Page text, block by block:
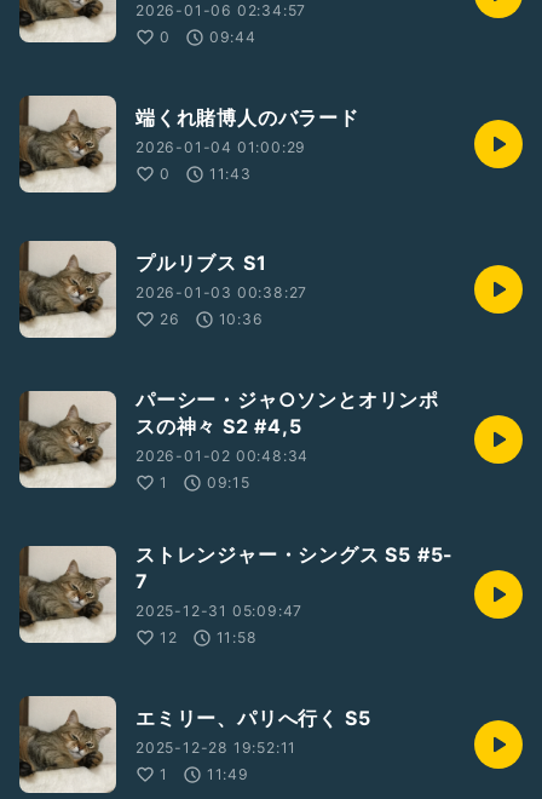
2026-01-06 02:34:57
0
09:44
端くれ賭博人のバラード
2026-01-04 01:00:29
0
11:43
プルリブス S1
2026-01-03 00:38:27
26
10:36
パーシー・ジャ○ソンとオリンポ
スの神々 S2 #4,5
2026-01-02 00:48:34
1
09:15
ストレンジャー・シングス S5 #5-
7
2025-12-31 05:09:47
12
11:58
エミリー、パリへ行く S5
2025-12-28 19:52:11
1
11:49